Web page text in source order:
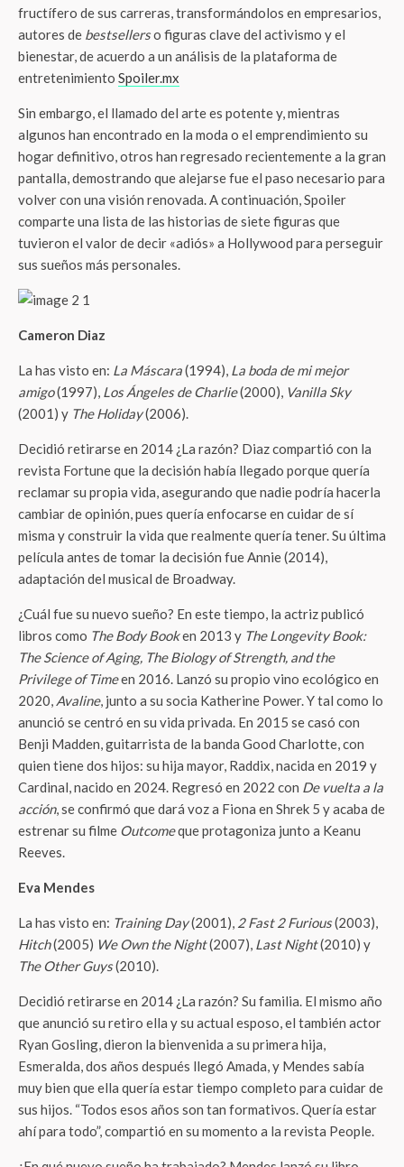
fructífero de sus carreras, transformándolos en empresarios,
autores de bestsellerso figuras clave del activismo y el
bienestar, de acuerdo a un análisis de la plataforma de
entretenimiento Spoiler.mx
Sin embargo, el llamado del arte es potente y, mientras
algunos han encontrado en la moda o el emprendimiento su
hogar definitivo, otros han regresado recientemente a la gran
pantalla, demostrando que alejarse fue el paso necesario para
volver con una visión renovada. A continuación, Spoiler
comparte una lista de las historias de siete figuras que
tuvieron el valor de decir «adiós» a Hollywood para perseguir
sus sueños más personales.
Cameron Diaz
La has visto en: La Máscara(1994), La boda de mi mejor
amigo(1997), Los Ángeles de Charlie(2000), Vanilla Sky
(2001) y The Holiday(2006).
Decidió retirarse en 2014 ¿La razón? Diaz compartió con la
revista Fortune que la decisión había llegado porque quería
reclamar su propia vida, asegurando que nadie podría hacerla
cambiar de opinión, pues quería enfocarse en cuidar de sí
misma y construir la vida que realmente quería tener. Su última
película antes de tomar la decisión fue Annie (2014),
adaptación del musical de Broadway.
¿Cuál fue su nuevo sueño? En este tiempo, la actriz publicó
libros como The Body Booken 2013 y The Longevity Book:
The Science of Aging, The Biology of Strength, and the
Privilege of Timeen 2016. Lanzó su propio vino ecológico en
2020, Avaline, junto a su socia Katherine Power. Y tal como lo
anunció se centró en su vida privada. En 2015 se casó con
Benji Madden, guitarrista de la banda Good Charlotte, con
quien tiene dos hijos: su hija mayor, Raddix, nacida en 2019 y
Cardinal, nacido en 2024. Regresó en 2022 con De vuelta a la
acción, se confirmó que dará voz a Fiona en Shrek 5 y acaba de
estrenar su filme Outcomeque protagoniza junto a Keanu
Reeves.
Eva Mendes
La has visto en: Training Day(2001), 2 Fast 2 Furious(2003),
Hitch(2005) We Own the Night(2007), Last Night(2010) y
The Other Guys(2010).
Decidió retirarse en 2014 ¿La razón? Su familia. El mismo año
que anunció su retiro ella y su actual esposo, el también actor
Ryan Gosling, dieron la bienvenida a su primera hija,
Esmeralda, dos años después llegó Amada, y Mendes sabía
muy bien que ella quería estar tiempo completo para cuidar de
sus hijos. “Todos esos años son tan formativos. Quería estar
ahí para todo”, compartió en su momento a la revista People.